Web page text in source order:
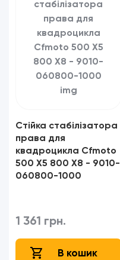
Стійка стабілізатора
права для
квадроцикла Cfmoto
500 X5 800 X8 - 9010-
060800-1000
1 361 грн.
В кошик